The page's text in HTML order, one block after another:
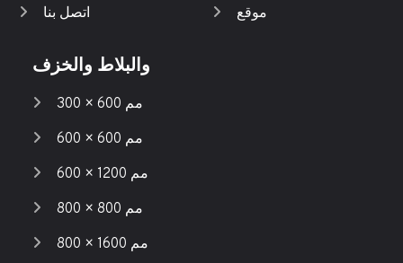
اتصل بنا
موقع
والبلاط والخزف
300 × 600 مم
600 × 600 مم
600 × 1200 مم
800 × 800 مم
800 × 1600 مم